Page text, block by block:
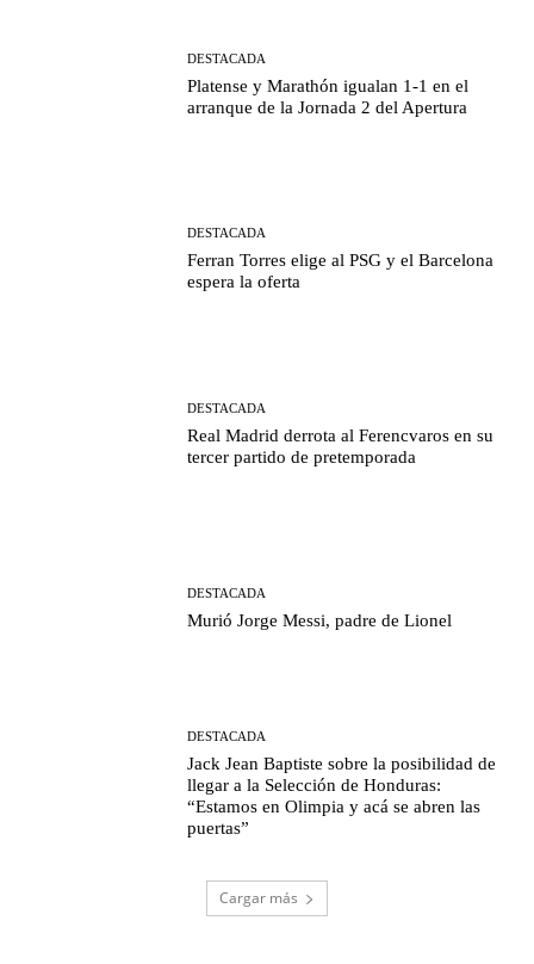
DESTACADA
Platense y Marathón igualan 1-1 en el
arranque de la Jornada 2 del Apertura
DESTACADA
Ferran Torres elige al PSG y el Barcelona
espera la oferta
DESTACADA
Real Madrid derrota al Ferencvaros en su
tercer partido de pretemporada
DESTACADA
Murió Jorge Messi, padre de Lionel
DESTACADA
Jack Jean Baptiste sobre la posibilidad de
llegar a la Selección de Honduras:
“Estamos en Olimpia y acá se abren las
puertas”
Cargar más